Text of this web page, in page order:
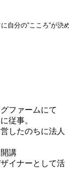
自分の“こころ“が決
ファームにて
従事。
したのちに法人
講
イナーとして活